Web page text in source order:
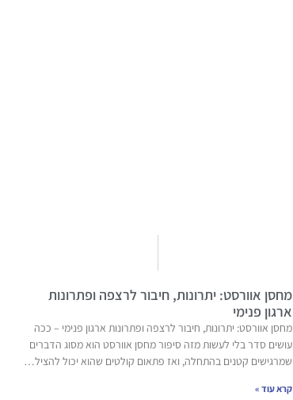
מחסן אוורסט: יתרונות, חיבור לרצפה ופתרונות
ארגון פנימי
מחסן אוורסט: יתרונות, חיבור לרצפה ופתרונות ארגון פנימי – ככה
עושים סדר בלי לעשות מזה סיפור מחסן אוורסט הוא מסוג הדברים
שמרגישים קטנים בהתחלה, ואז פתאום קולטים שהוא יכול להציל…
קרא עוד »